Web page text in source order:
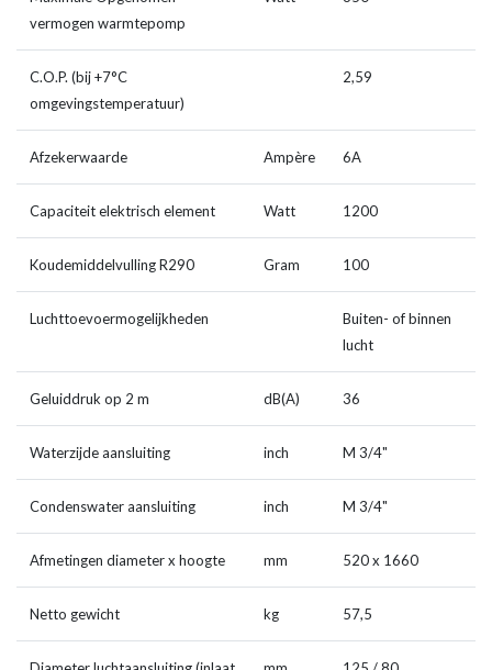
vermogen warmtepomp
C.O.P. (bij +7°C
omgevingstemperatuur)
2,59
Afzekerwaarde Ampère 6A
Capaciteit elektrisch element Watt 1200
Koudemiddelvulling R290 Gram 100
Luchttoevoermogelijkheden
Buiten- of binnen
lucht
Geluiddruk op 2 m dB(A) 36
Waterzijde aansluiting inch M 3/4"
Condenswater aansluiting inch M 3/4"
Afmetingen diameter x hoogte mm 520 x 1660
Netto gewicht kg 57,5